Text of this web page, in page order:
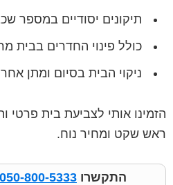
תיקונים יסודיים במספר
כולל פינוי החדרים בבית
ניקוי הבית בסיום ומתן
הזמינו אותי לצביעת בית פרטי
ראש שקט ומחיר נוח.
התקשרו 050-800-5333